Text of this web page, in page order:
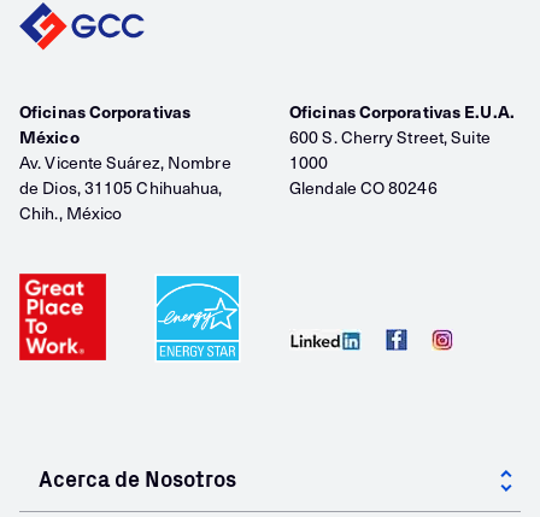
Oficinas Corporativas
México
Av. Vicente Suárez, Nombre
de Dios, 31105 Chihuahua,
Chih., México
Oficinas Corporativas E.U.A.
600 S. Cherry Street, Suite
1000
Glendale CO 80246
Acerca de Nosotros